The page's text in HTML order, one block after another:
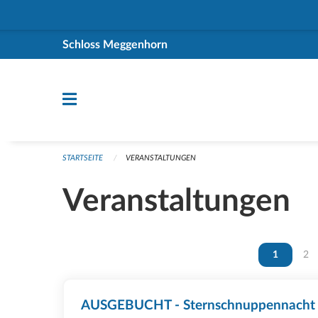
Schloss Meggenhorn
STARTSEITE VERANSTALTUNGEN
Veranstaltungen
Vous êtes
1 2
AUSGEBUCHT - Sternschnuppennacht